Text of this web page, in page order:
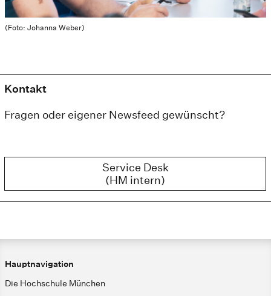
(Foto: Johanna Weber)
Kontakt
Fragen oder eigener Newsfeed gewünscht?
Service Desk
(HM intern)
Hauptnavigation
Die Hochschule München